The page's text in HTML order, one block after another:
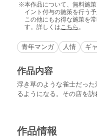
本作品について、無料施
イント付与の施策を行う予
この他にもお得な施策を
す。詳しくはこちら 。
青年マンガ 人情 ギ
作品内容
浮き草のような雀士だっ
るようになる。その店を
作品情報